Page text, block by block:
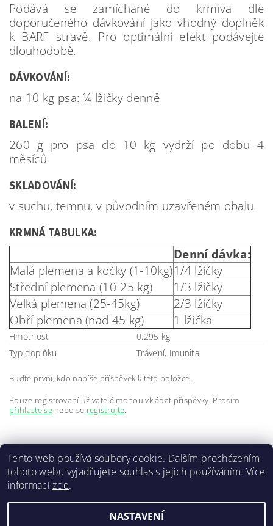
Podává se zamíchané do krmiva dle
doporučeného dávkování jako vhodný doplněk
k BARF stravě. Pro optimální efekt podávejte
dlouhodobě.
DÁVKOVÁNÍ:
na 10 kg psa: ¼ lžičky denně
BALENÍ:
260 g pro psa do 10 kg vydrží po dobu 4
měsíců
SKLADOVÁNÍ:
v suchu, temnu, v původním uzavřeném obalu.
KRMNÁ TABULKA:
Denní dávka:
Malá plemena a kočky (1-10kg)1/4 lžičky
Střední plemena (10-25 kg)
1/3 lžičky
Velká plemena (25-45kg)
2/3 lžičky
Obří plemena (nad 45 kg)
1 lžička
Hmotnost
0.295 kg
Typ doplňku
Trávení, Imunita
Buďte první, kdo napíše příspěvek k této položce.
Pouze registrovaní uživatelé mohou vkládat příspěvky. Prosím
přihlaste senebo se registrujte.
Doprava a platba
Tento web používá soubory cookie. Dalším procházením
tohoto webu vyjadřujete souhlas s jejich používáním. Více
informacízde.
NASTAVENÍ